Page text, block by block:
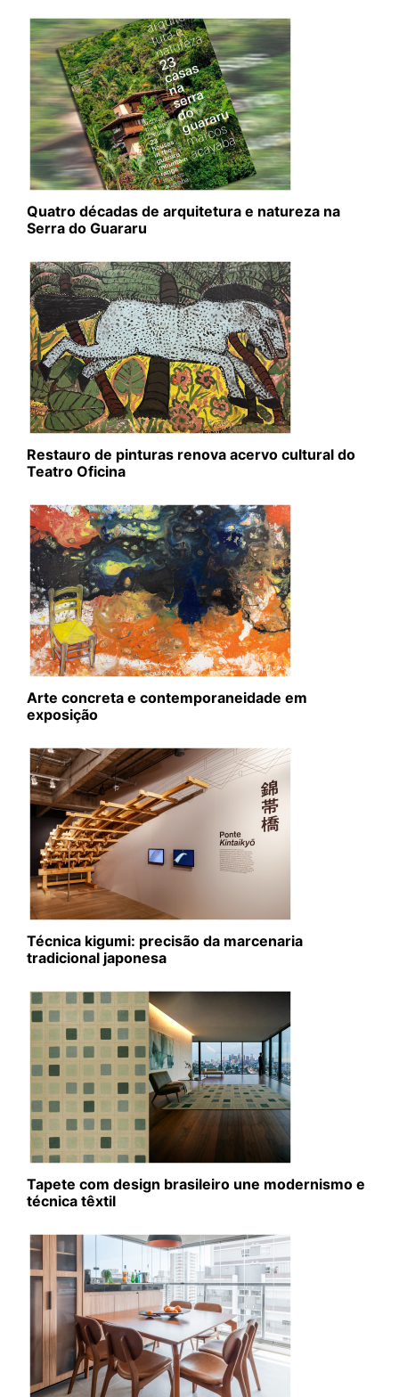
Quatro décadas de arquitetura e natureza na
Serra do Guararu
Restauro de pinturas renova acervo cultural do
Teatro Oficina
Arte concreta e contemporaneidade em
exposição
Técnica kigumi: precisão da marcenaria
tradicional japonesa
Tapete com design brasileiro une modernismo e
técnica têxtil